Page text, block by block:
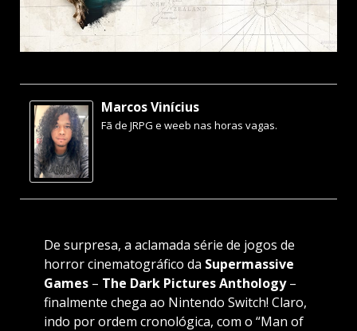
Marcos Vinícius
Fã de JRPG e weeb nas horas vagas.
De surpresa, a aclamada série de jogos de
horror cinematográfico da Supermassive
Games– The Dark Pictures Anthology–
finalmente chega ao Nintendo Switch! Claro,
indo por ordem cronológica, com o “Man of